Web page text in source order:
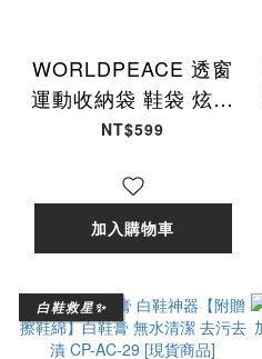
WORLDPEACE 透窗
運動收納袋 鞋袋 炫彩
雷射PVC 收納包 運動
品]
NT$599
加入購物車
白鞋救星✨